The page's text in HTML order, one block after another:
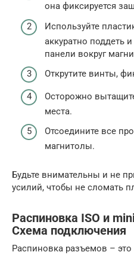
она фиксируется
Используйте
аккуратно поддеть
панели вокруг
Открутите винты,
Осторожно
места.
Отсоедините все
магнитолы.
Будьте внимательны и не
усилий, чтобы не сломать
Распиновка ISO и
Схема подключения
Распиновка разъемов –